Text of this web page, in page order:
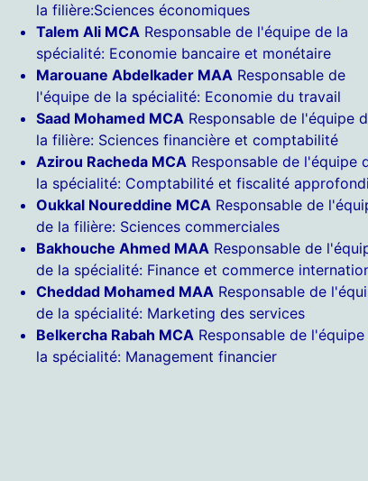
la filière:Sciences économiques
Talem Ali MCA Responsable de l'équipe de la
spécialité: Economie bancaire et monétaire
Marouane Abdelkader MAA Responsable de
l'équipe de la spécialité: Economie du travail
Saad Mohamed MCA Responsable de l'équipe
la filière: Sciences financière et comptabilité
Azirou Racheda MCA Responsable de l'équipe
la spécialité: Comptabilité et fiscalité
Oukkal Noureddine MCA Responsable de
de la filière: Sciences commerciales
Bakhouche Ahmed MAA Responsable de
de la spécialité: Finance et commerce
Cheddad Mohamed MAA Responsable de
de la spécialité: Marketing des services
Belkercha Rabah MCA Responsable de
la spécialité: Management financier